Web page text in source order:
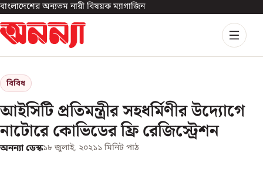
বাংলাদেশের অন্যতম নারী বিষয়ক ম্যাগাজিন
বিবিধ
আইসিটি প্রতিমন্ত্রীর সহধর্মিণীর উদ্যোগে
নাটোরে কোভিডের ফ্রি রেজিস্ট্রেশন
অনন্যা ডেস্ক১৮ জুলাই, ২০২১১ মিনিট পাঠ